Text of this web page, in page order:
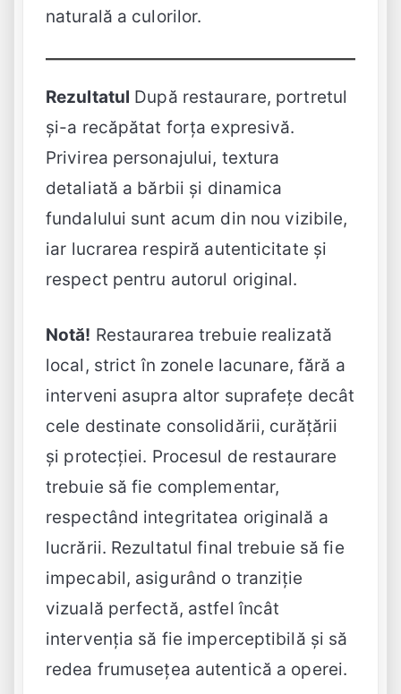
naturală a culorilor.
Rezultatul După restaurare, portretul
și-a recăpătat forța expresivă.
Privirea personajului, textura
detaliată a bărbii și dinamica
fundalului sunt acum din nou vizibile,
iar lucrarea respiră autenticitate și
respect pentru autorul original.
Notă! Restaurarea trebuie realizată
local, strict în zonele lacunare, fără a
interveni asupra altor suprafețe decât
cele destinate consolidării, curățării
și protecției. Procesul de restaurare
trebuie să fie complementar,
respectând integritatea originală a
lucrării. Rezultatul final trebuie să fie
impecabil, asigurând o tranziție
vizuală perfectă, astfel încât
intervenția să fie imperceptibilă și să
redea frumusețea autentică a operei.